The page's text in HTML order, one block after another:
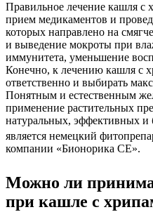
Правильное лечение кашля
прием медикаментов и
которых направлено на
и выведение мокроты при
иммунитета, уменьшение
Конечно, к лечению кашля с
ответственно и выбирать
Понятным и естественным
применение растительных
натуральных, эффективных
является немецкий
компании «Бионорика СЕ».
Можно ли
при кашле с